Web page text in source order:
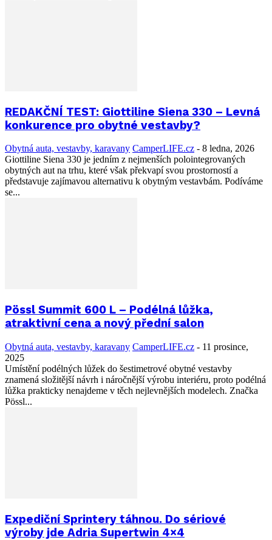
REDAKČNÍ TEST: Giottiline Siena 330 – Levná
konkurence pro obytné vestavby?
Obytná auta, vestavby, karavany CamperLIFE.cz - 8 ledna, 2026
Giottiline Siena 330 je jedním z nejmenších polointegrovaných
obytných aut na trhu, které však překvapí svou prostorností a
představuje zajímavou alternativu k obytným vestavbám. Podíváme
se...
Pössl Summit 600 L – Podélná lůžka,
atraktivní cena a nový přední salon
Obytná auta, vestavby, karavany CamperLIFE.cz - 11 prosince,
2025
Umístění podélných lůžek do šestimetrové obytné vestavby
znamená složitější návrh i náročnější výrobu interiéru, proto podélná
lůžka prakticky nenajdeme v těch nejlevnějších modelech. Značka
Pössl...
Expediční Sprintery táhnou. Do sériové
výroby jde Adria Supertwin 4×4